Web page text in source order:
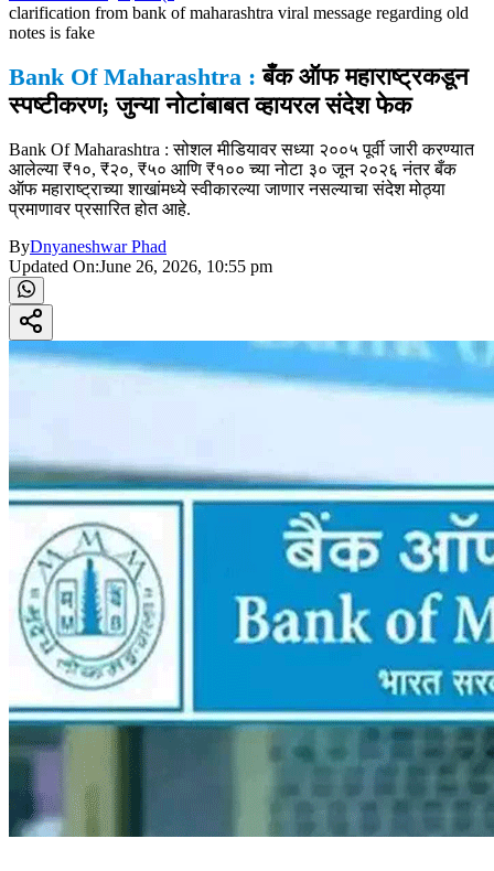
clarification from bank of maharashtra viral message regarding old
notes is fake
Bank Of Maharashtra : बँक ऑफ महाराष्ट्रकडून
स्पष्टीकरण; जुन्या नोटांबाबत व्हायरल संदेश फेक
Bank Of Maharashtra : सोशल मीडियावर सध्या २००५ पूर्वी जारी करण्यात
आलेल्या ₹१०, ₹२०, ₹५० आणि ₹१०० च्या नोटा ३० जून २०२६ नंतर बँक
ऑफ महाराष्ट्राच्या शाखांमध्ये स्वीकारल्या जाणार नसल्याचा संदेश मोठ्या
प्रमाणावर प्रसारित होत आहे.
ByDnyaneshwar Phad
Updated On:June 26, 2026, 10:55 pm